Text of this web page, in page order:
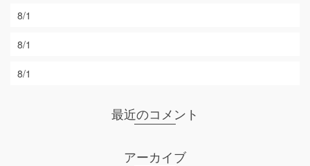
8/1
8/1
8/1
最近のコメント
アーカイブ